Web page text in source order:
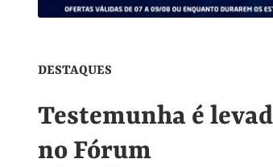
DESTAQUES
Testemunha é
no Fórum